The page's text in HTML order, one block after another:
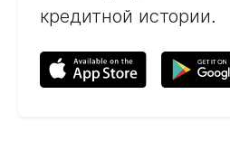
кредитной истории.